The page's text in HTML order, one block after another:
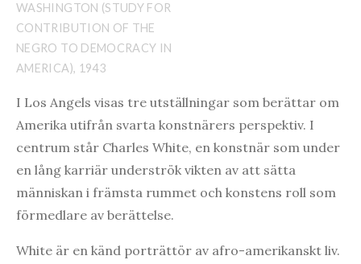
WASHINGTON (STUDY FOR
CONTRIBUTION OF THE
NEGRO TO DEMOCRACY IN
AMERICA), 1943
I Los Angels visas tre utställningar som berättar om
Amerika utifrån svarta konstnärers perspektiv. I
centrum står Charles White, en konstnär som under
en lång karriär underströk vikten av att sätta
människan i främsta rummet och konstens roll som
förmedlare av berättelse.
White är en känd porträttör av afro-amerikanskt liv.